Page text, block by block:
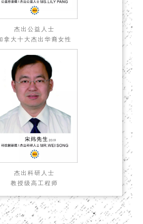
杰出公益人士
拿大十大杰出华裔女性
杰出科研人士
教授级高工程师